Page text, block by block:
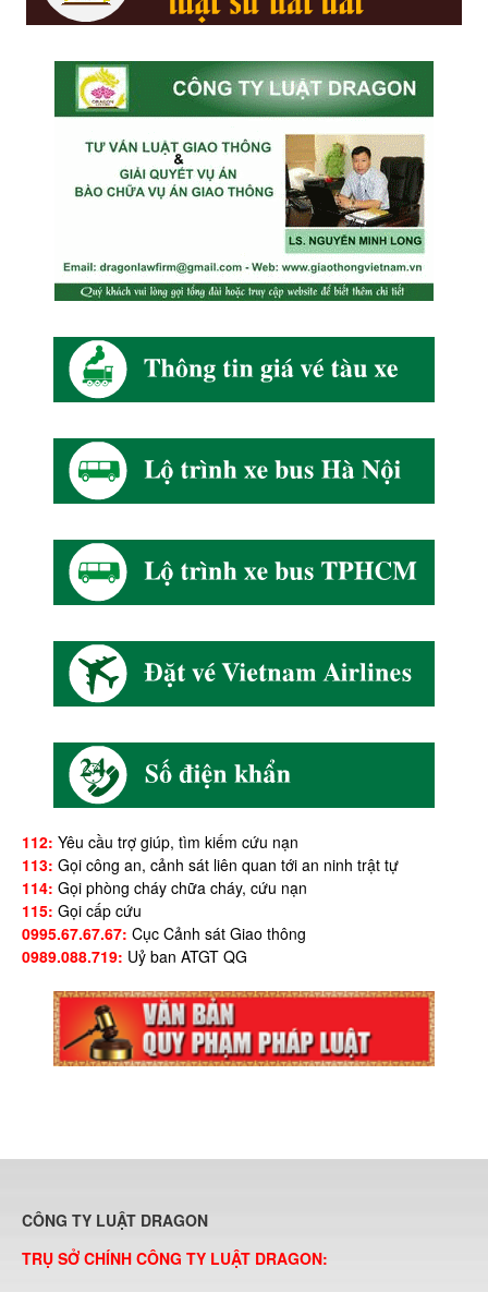
112: Yêu cầu trợ giúp, tìm kiếm cứu nạn
113: Gọi công an, cảnh sát liên quan tới an ninh trật tự
114: Gọi phòng cháy chữa cháy, cứu nạn
115: Gọi cấp cứu
0995.67.67.67: Cục Cảnh sát Giao thông
0989.088.719: Uỷ ban ATGT QG
CÔNG TY LUẬT DRAGON
TRỤ SỞ CHÍNH CÔNG TY LUẬT DRAGON: